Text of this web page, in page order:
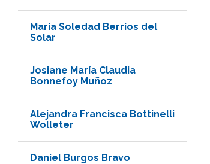
María Soledad Berríos del
Solar
Josiane María Claudia
Bonnefoy Muñoz
Alejandra Francisca Bottinelli
Wolleter
Daniel Burgos Bravo